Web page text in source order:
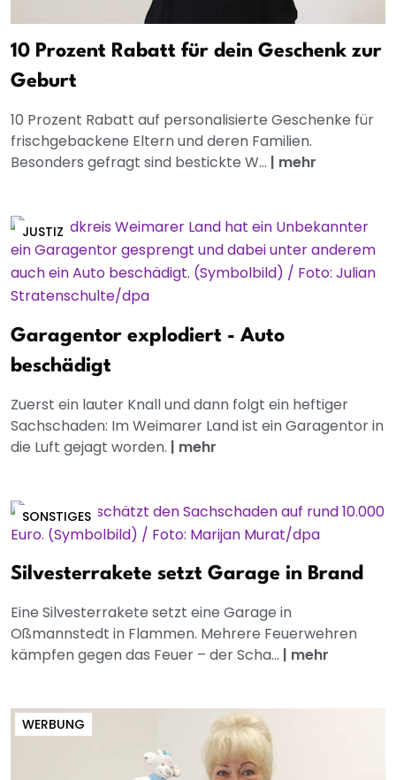
10 Prozent Rabatt für dein Geschenk zur
Geburt
10 Prozent Rabatt auf personalisierte Geschenke für
frischgebackene Eltern und deren Familien.
Besonders gefragt sind bestickte W... | mehr
JUSTIZ
Garagentor explodiert - Auto
beschädigt
Zuerst ein lauter Knall und dann folgt ein heftiger
Sachschaden: Im Weimarer Land ist ein Garagentor in
die Luft gejagt worden. | mehr
SONSTIGES
Silvesterrakete setzt Garage in Brand
Eine Silvesterrakete setzt eine Garage in
Oßmannstedt in Flammen. Mehrere Feuerwehren
kämpfen gegen das Feuer – der Scha... | mehr
WERBUNG